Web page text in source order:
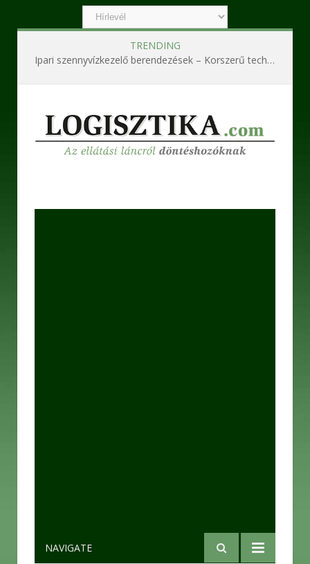
TRENDING
Ipari szennyvízkezelő berendezések – Korszerű technológiák a hatékony és fenntartható működésért
NAVIGATE